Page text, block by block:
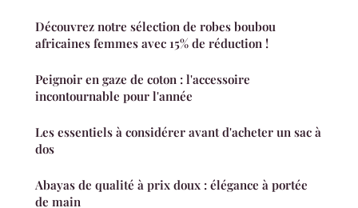
Découvrez notre sélection de robes boubou
africaines femmes avec 15% de réduction !
Peignoir en gaze de coton : l'accessoire
incontournable pour l'année
Les essentiels à considérer avant d'acheter un sac à
dos
Abayas de qualité à prix doux : élégance à portée
de main